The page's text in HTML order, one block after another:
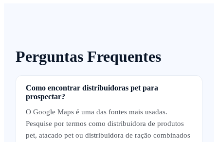
Perguntas Frequentes
Como encontrar distribuidoras pet para
prospectar?
O Google Maps é uma das fontes mais usadas.
Pesquise por termos como distribuidora de produtos
pet, atacado pet ou distribuidora de ração combinados